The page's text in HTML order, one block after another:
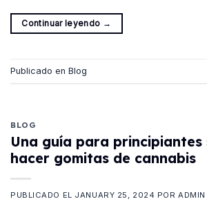
Continuar leyendo →
Publicado en Blog
BLOG
Una guía para principiantes
hacer gomitas de cannabis
PUBLICADO EL JANUARY 25, 2024 PORADMIN